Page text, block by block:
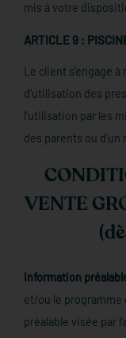
mis à votre
ARTICLE 9 :
Le client s’engage
d’utilisation des
l’utilisation par les
des parents ou
VENTE
Information
et/ou le
préalable visée par